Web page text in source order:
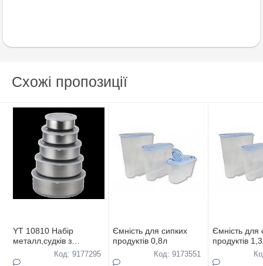
Схожі пропозиції
YT 10810 Набiр
металл,судкiв з
5пр(10/12/14/16/18см)
Код: 9177295
Ємнiсть для сипких
продуктiв 0,8л
Код: 9173551
Ємнiсть для
продуктiв